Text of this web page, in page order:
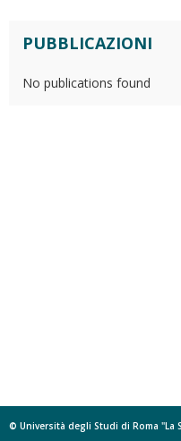
PUBBLICAZIONI
No publications found
© Università degli Studi di Roma "La